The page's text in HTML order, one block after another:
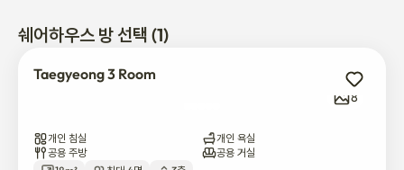
* 필수 이용수칙 안내
1. 함께 사용하는 공간인 만큼 서로 배려부탁드려요.
2. 흡연과 반려동물 금지(안내견은 입주 상황에 따라 가능해요.)
4. 수칙 위반으로 민원발생 시 경중에 따라 조치될 수 있습니다.
쉐어하우스 방 선택 (1)
Taegyeong 3 Room
8
개인 침실
개인 욕실
공용 주방
공용 거실